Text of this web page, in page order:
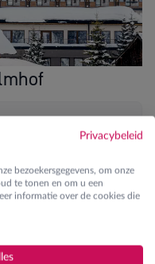
Privacybeleid
bezoekersgegevens, om onze
te tonen en om u een
informatie over de cookies die
voor de deur |